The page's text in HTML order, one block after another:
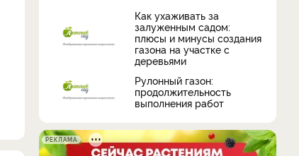
Как ухаживать за
залуженным садом:
плюсы и минусы создания
газона на участке с
деревьями
Рулонный газон:
продолжительность
выполнения работ
РЕКЛАМА